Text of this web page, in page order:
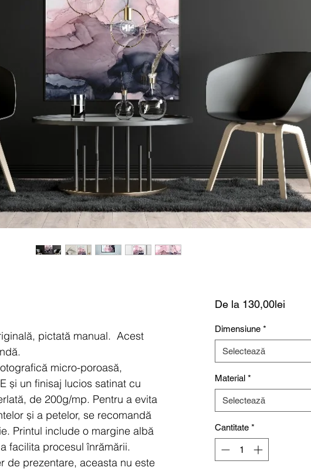
pictată manual. Acest
micro-poroasă,
și un finisaj lucios satinat cu
de 200g/mp. Pentru a evita
și a petelor, se recomandă
Printul include o margine albă
facilita procesul înrămării.
de prezentare, aceasta nu este
De la 130,00leiPreț
Dimensiune *
Selectează
Material *
Selectează
Cantitate *